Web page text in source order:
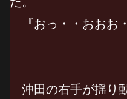
『おっ・・おおお
沖田の右手が揺り